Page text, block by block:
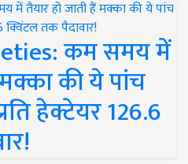
कम समय में
की ये पांच
हेक्टेयर 126.6